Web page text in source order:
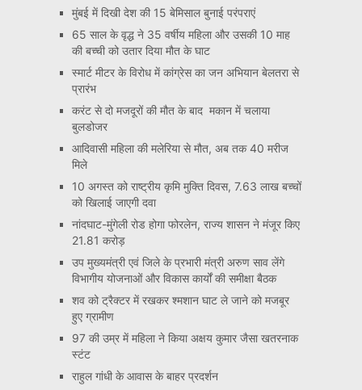
मुंबई में दिखी देश की 15 बेमिसाल बुनाई परंपराएं
65 साल के वृद्ध ने 35 वर्षीय महिला और उसकी 10 माह
की बच्ची को उतार दिया मौत के घाट
स्मार्ट मीटर के विरोध में कांग्रेस का जन अभियान बेलतरा से
प्रारंभ
करंट से दो मजदूरों की मौत के बाद मकान में चलाया
बुलडोजर
आदिवासी महिला की मलेरिया से मौत, अब तक 40 मरीज
मिले
10 अगस्त को राष्ट्रीय कृमि मुक्ति दिवस, 7.63 लाख बच्चों
को खिलाई जाएगी दवा
नांदघाट-मुंगेली रोड होगा फोरलेन, राज्य शासन ने मंजूर किए
21.81 करोड़
उप मुख्यमंत्री एवं जिले के प्रभारी मंत्री अरुण साव लेंगे
विभागीय योजनाओं और विकास कार्यों की समीक्षा बैठक
शव को ट्रैक्टर में रखकर श्मशान घाट ले जाने को मजबूर
हुए ग्रामीण
97 की उम्र में महिला ने किया अक्षय कुमार जैसा खतरनाक
स्टंट
राहुल गांधी के आवास के बाहर प्रदर्शन